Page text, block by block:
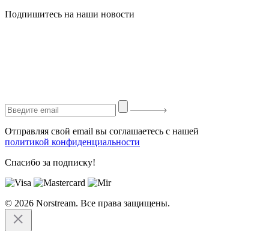
Подпишитесь на наши новости
Отправляя свой email вы соглашаетесь с нашей
политикой конфиденциальности
Спасибо за подписку!
© 2026 Norstream. Все права защищены.